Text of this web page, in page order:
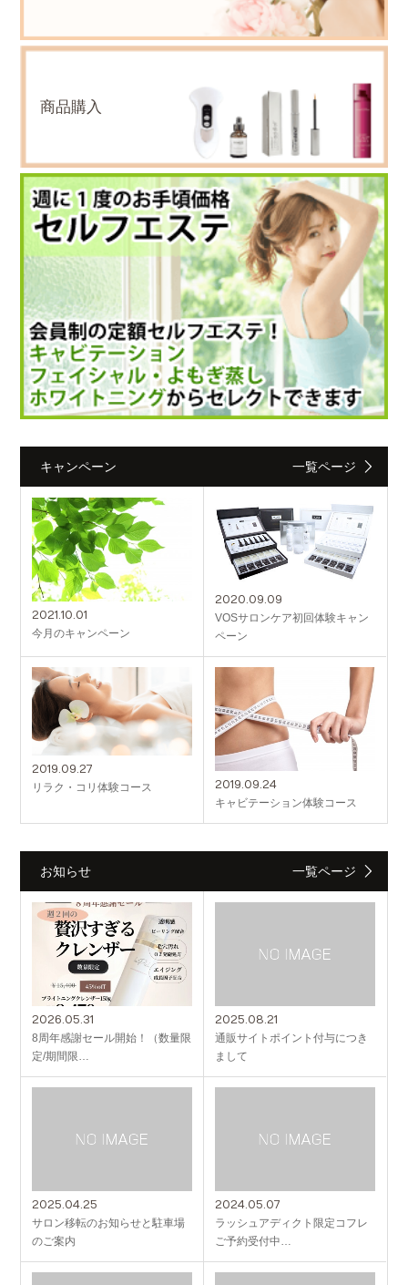
商品購入
キャンペーン 一覧ページ
2021.10.01
今月のキャンペーン
2020.09.09
VOSサロンケア初回体験キャン
ペーン
2019.09.27
リラク・コリ体験コース
2019.09.24
キャビテーション体験コース
お知らせ 一覧ページ
2026.05.31
8周年感謝セール開始！（数量限
定/期間限…
2025.08.21
通販サイトポイント付与につき
まして
2025.04.25
サロン移転のお知らせと駐車場
のご案内
2024.05.07
ラッシュアディクト限定コフレ
ご予約受付中…